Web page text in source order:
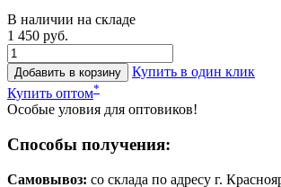
В наличии на складе
1 450 руб.
Добавить в корзину
Купить в один клик
Купить оптом*
Особые уловия для оптовиков!
Способы получения:
Самовывоз: cо склада по адресу г.